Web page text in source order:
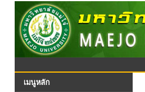
เมนูหลัก